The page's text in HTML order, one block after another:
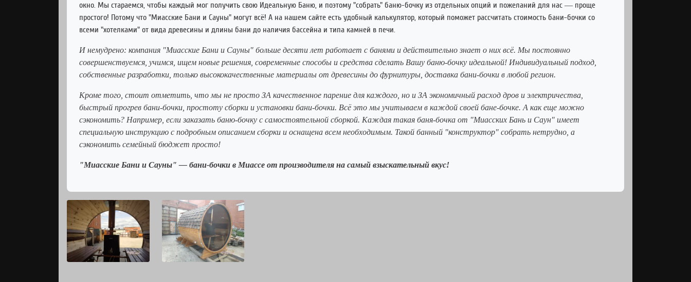
окно. Мы стараемся, чтобы каждый мог получить свою Идеальную Баню, и поэтому "собрать" баню-бочку из отдельных опций и пожеланий для нас — проще
простого! Потому что "Миасские Бани и Сауны" могут всё! А на нашем сайте есть удобный калькулятор, который поможет рассчитать стоимость бани-бочки со
всеми "хотелками" от вида древесины и длины бани до наличия бассейна и типа камней в печи.
И немудрено: компания "Миасские Бани и Сауны" больше десяти лет работает с банями и действительно знает о них всё. Мы постоянно
совершенствуемся, учимся, ищем новые решения, современные способы и средства сделать Вашу баню-бочку идеальной! Индивидуальный подход,
собственные разработки, только высококачественные материалы от древесины до фурнитуры, доставка бани-бочки в любой регион.
Кроме того, стоит отметить, что мы не просто ЗА качественное парение для каждого, но и ЗА экономичный расход дров и электричества,
быстрый прогрев бани-бочки, простоту сборки и установки бани-бочки. Всё это мы учитываем в каждой своей бане-бочке. А как еще можно
сэкономить? Например, если заказать баню-бочку с самостоятельной сборкой. Каждая такая баня-бочка от "Миасских Бань и Саун" имеет
специальную инструкцию с подробным описанием сборки и оснащена всем необходимым. Такой банный "конструктор" собрать нетрудно, а
сэкономить семейный бюджет просто!
"Миасские Бани и Сауны" — бани-бочки в Миассе от производителя на самый взыскательный вкус!